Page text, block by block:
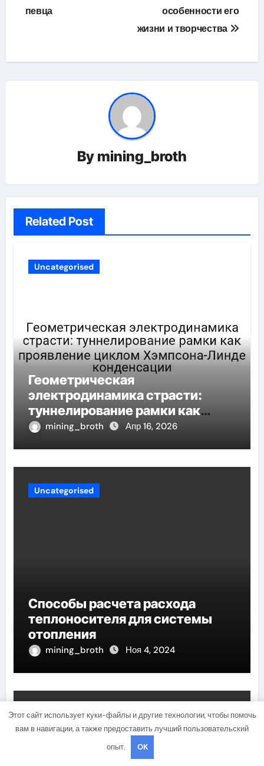
певца
особенности его
жизни и творчества
By mining_broth
Related Post
Uncategorised
Геометрическая
электродинамика страсти:
туннелирование рамки как
проявление циклом Хэмпсона-
mining_broth Апр 16, 2026
Uncategorised
Способы расчета расхода
теплоносителя для системы
отопления
mining_broth Ноя 4, 2024
Uncategorised
Этот сайт использует куки-файлы и другие технологии, чтобы помочь
вам в навигации, а также предоставить лучший пользовательский
опыт.
OK